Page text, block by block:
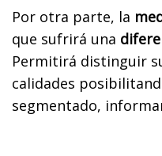
Por otra parte, la
que sufrirá una
Permitirá distinguir
calidades
segmentado,